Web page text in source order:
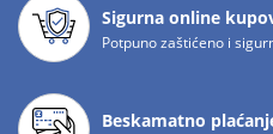
Sigurna online
Potpuno zaštićeno i
Beskamatno